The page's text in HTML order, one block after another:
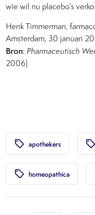
wie wil nu placebo’s
Henk Timmerman,
Amsterdam, 30 januari
Bron: Pharmaceutisch
2006)
local_offer apothekers local_offer
local_offer homeopathica